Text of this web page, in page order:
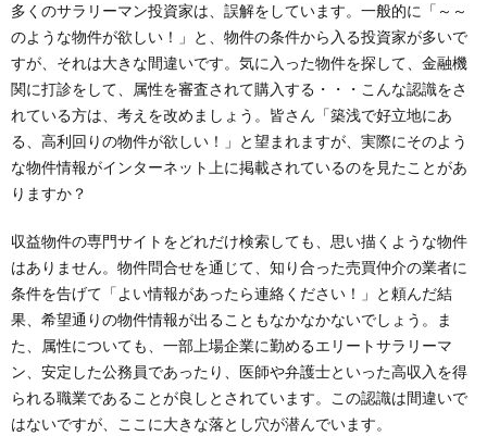
多くのサラリーマン投資家は、誤解をしています。一般的に「～～
のような物件が欲しい！」と、物件の条件から入る投資家が多いで
すが、それは大きな間違いです。気に入った物件を探して、金融機
関に打診をして、属性を審査されて購入する・・・こんな認識をさ
れている方は、考えを改めましょう。皆さん「築浅で好立地にあ
る、高利回りの物件が欲しい！」と望まれますが、実際にそのよう
な物件情報がインターネット上に掲載されているのを見たことがあ
りますか？
収益物件の専門サイトをどれだけ検索しても、思い描くような物件
はありません。物件問合せを通じて、知り合った売買仲介の業者に
条件を告げて「よい情報があったら連絡ください！」と頼んだ結
果、希望通りの物件情報が出ることもなかなかないでしょう。ま
た、属性についても、一部上場企業に勤めるエリートサラリーマ
ン、安定した公務員であったり、医師や弁護士といった高収入を得
られる職業であることが良しとされています。この認識は間違いで
はないですが、ここに大きな落とし穴が潜んでいます。